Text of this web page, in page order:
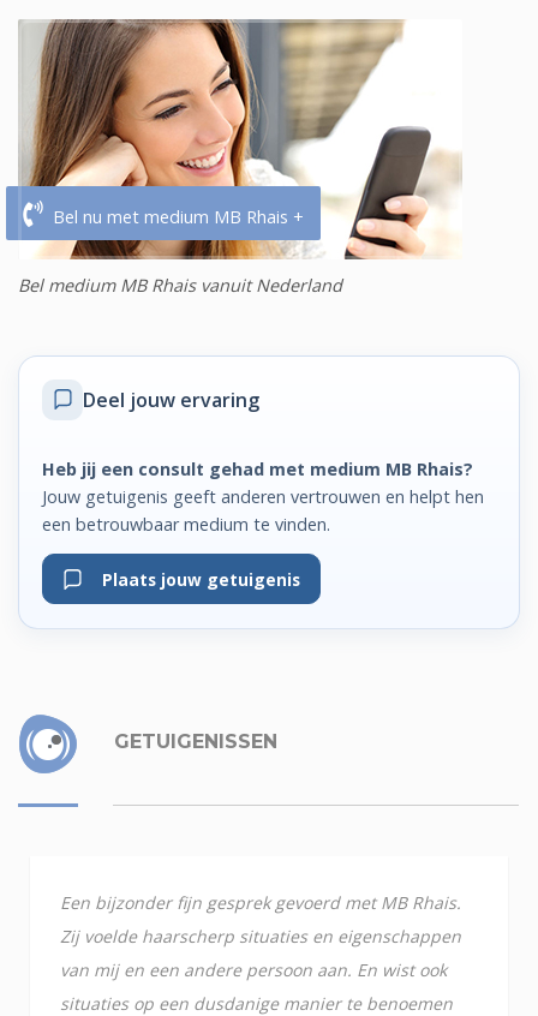
Bel nu met medium MB Rhais +
Bel medium MB Rhais vanuit Nederland
Deel jouw ervaring
Heb jij een consult gehad met medium MB Rhais?
Jouw getuigenis geeft anderen vertrouwen en helpt hen
een betrouwbaar medium te vinden.
Plaats jouw getuigenis
GETUIGENISSEN
Een bijzonder fijn gesprek gevoerd met MB Rhais.
Zij voelde haarscherp situaties en eigenschappen
van mij en een andere persoon aan. En wist ook
situaties op een dusdanige manier te benoemen